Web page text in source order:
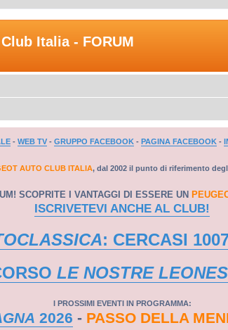
Italia - FORUM
- WEB TV - GRUPPO FACEBOOK - PAGINA FACEBOOK -
AUTO CLUB ITALIA, dal 2002 il punto di riferimento
SCOPRITE I VANTAGGI DI ESSERE UN
ISCRIVETEVI ANCHE AL CLUB!
: CERCASI
LE NOSTRE
I PROSSIMI EVENTI IN PROGRAMMA:
2026 - PASSO DELLA